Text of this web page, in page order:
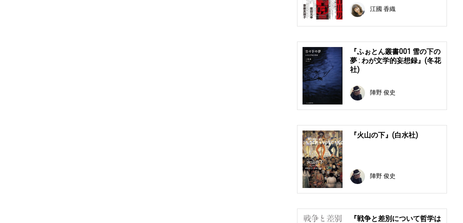
江國 香織
『ふぉとん叢書001 雪の下の
夢 : わが文学的妄想録』(冬花
社)
陣野 俊史
『火山の下』(白水社)
陣野 俊史
『戦争と差別について哲学は